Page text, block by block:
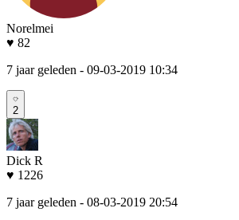
Norelmei
♥ 82
7 jaar geleden - 09-03-2019 10:34
2
Dick R
♥ 1226
7 jaar geleden - 08-03-2019 20:54